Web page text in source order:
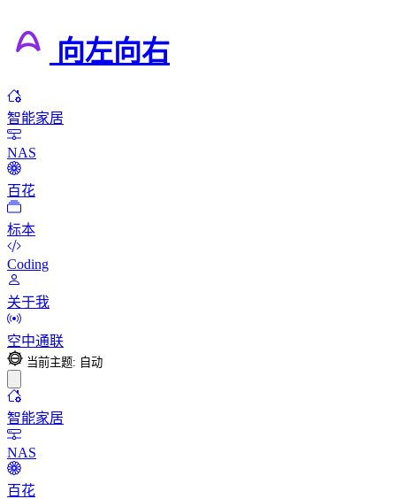
向左向右
智能家居
NAS
百花
标本
Coding
关于我
空中通联
当前主题: 自动
智能家居
NAS
百花